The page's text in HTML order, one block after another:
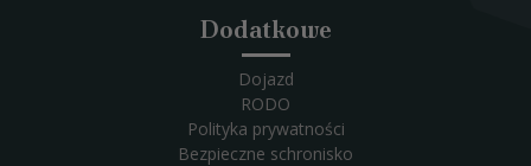
Dodatkowe
Dojazd
RODO
Polityka prywatności
Bezpieczne schronisko